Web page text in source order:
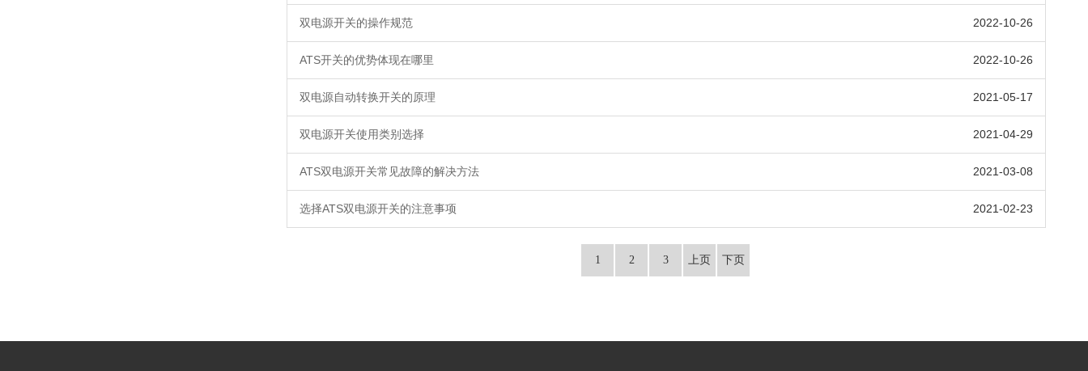
2022-10-26
双电源开关的操作规范
2022-10-26
ATS开关的优势体现在哪里
2021-05-17
双电源自动转换开关的原理
2021-04-29
双电源开关使用类别选择
2021-03-08
ATS双电源开关常见故障的解决方法
2021-02-23
选择ATS双电源开关的注意事项
1 2 3 上页 下页